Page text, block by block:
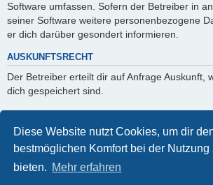
Diese Website nutzt Cookies, um dir
bestmöglichen Komfort bei der Nutzung
bieten. Mehr erfahren
Software umfassen. Sofern der Betreiber in
seiner Software weitere personenbezogene
er dich darüber gesondert informieren.
AUSKUNFTSRECHT
Der Betreiber erteilt dir auf Anfrage Auskunft,
dich gespeichert sind.
Du kannst jederzeit die Löschung bzw.
verlangen. Kontaktiere hierzu bitte den
Foren-Übersicht